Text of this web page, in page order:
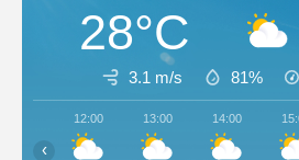
28°C
3.1 m/s 81%
12:00 13:00 14:00
‹